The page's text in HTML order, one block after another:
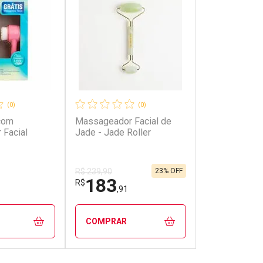
(0)
Facial
(0)
Massageador Facial de
Jade - Jade Roller
R$ 239,90
R$183,91
23% OFF
COMPRAR